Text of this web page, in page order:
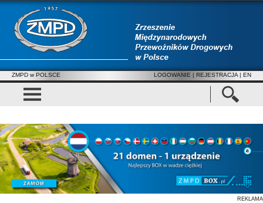
ZMPD w POLSCE LOGOWANIE | REJESTRACJA | EN
REKLAMA